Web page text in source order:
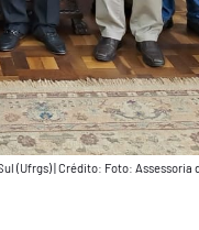
(Ufrgs)|Crédito: Foto: Assessoria